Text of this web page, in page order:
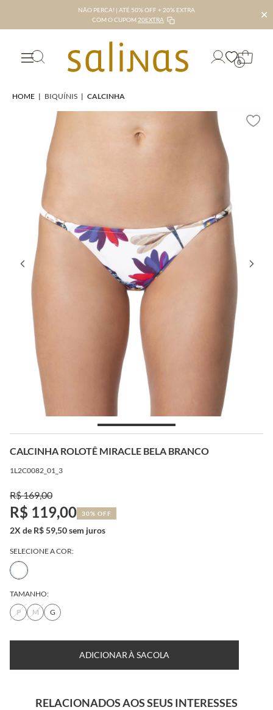
NÃO PERCA! | ATÉ 50% OFF + 20% EXTRA
COM O CUPOM 20EXTRA ✕
0
HOME | BIQUÍNIS | CALCINHA
CALCINHA ROLOTÊ MIRACLE BELA BRANCO
1L2C0082_01_3
R$ 169,00
R$ 119,00 30% OFF
2X de R$ 59,50 sem juros
SELECIONE A COR:
TAMANHO:
P
M G
ADICIONAR À SACOLA
RELACIONADOS AOS SEUS INTERESSES